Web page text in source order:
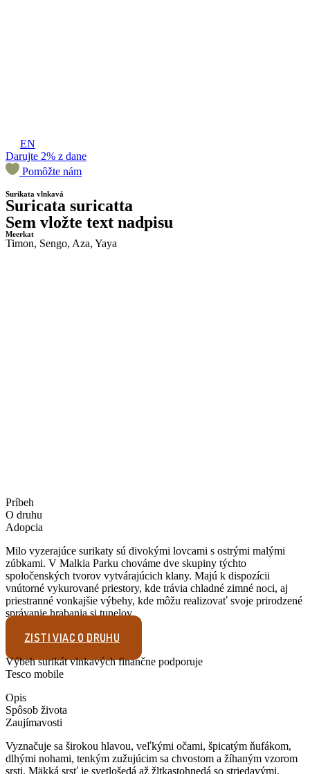
EN
Darujte 2% z dane
Pomôžte nám
Surikata vlnkavá
Suricata suricatta
Sem vložte text nadpisu
Meerkat
Timon, Sengo, Aza, Yaya
Príbeh
O druhu
Adopcia
Milo vyzerajúce surikaty sú divokými lovcami s ostrými malými
zúbkami. V Malkia Parku chováme dve skupiny týchto
spoločenských tvorov vytvárajúcich klany. Majú k dispozícii
vnútorné vykurované priestory, kde trávia chladné zimné noci, aj
priestranné vonkajšie výbehy, kde môžu realizovať svoje prirodzené
správanie hrabania si tunelov.
ZISTI VIAC O DRUHU
Výbeh surikát vlnkavých finančne podporuje
Tesco mobile
Opis
Spôsob života
Zaujímavosti
Vyznačuje sa širokou hlavou, veľkými očami, špicatým ňufákom,
dlhými nohami, tenkým zužujúcim sa chvostom a žíhaným vzorom
srsti. Mäkká srsť je svetlošedá až žltkastohnedá so striedavými,